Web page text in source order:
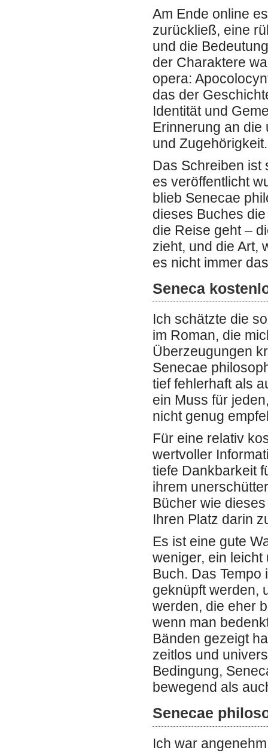
Am Ende online
zurückließ, eine
und die
der Charaktere
opera:
das der
Identität und
Erinnerung an die
und Zugehörigkeit.
Das Schreiben ist
es veröffentlicht
blieb Senecae
dieses Buches
die Reise geht –
zieht, und die Art,
es nicht immer
Seneca
Ich schätzte die
im Roman, die
Überzeugungen
Senecae
tief fehlerhaft als
ein Muss für
nicht genug
Für eine relativ
wertvoller
tiefe Dankbarkeit
ihrem
Bücher wie
Ihren Platz darin
Es ist eine gute
weniger, ein
Buch. Das
geknüpft werden,
werden, die eher
wenn man
Bänden gezeigt
zeitlos und
Bedingung,
bewegend als
Senecae
Ich war